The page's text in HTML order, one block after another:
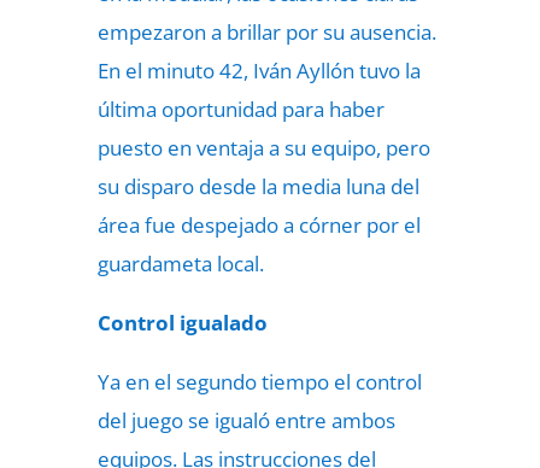
empezaron a brillar por su ausencia.
En el minuto 42, Iván Ayllón tuvo la
última oportunidad para haber
puesto en ventaja a su equipo, pero
su disparo desde la media luna del
área fue despejado a córner por el
guardameta local.
Control igualado
Ya en el segundo tiempo el control
del juego se igualó entre ambos
equipos. Las instrucciones del